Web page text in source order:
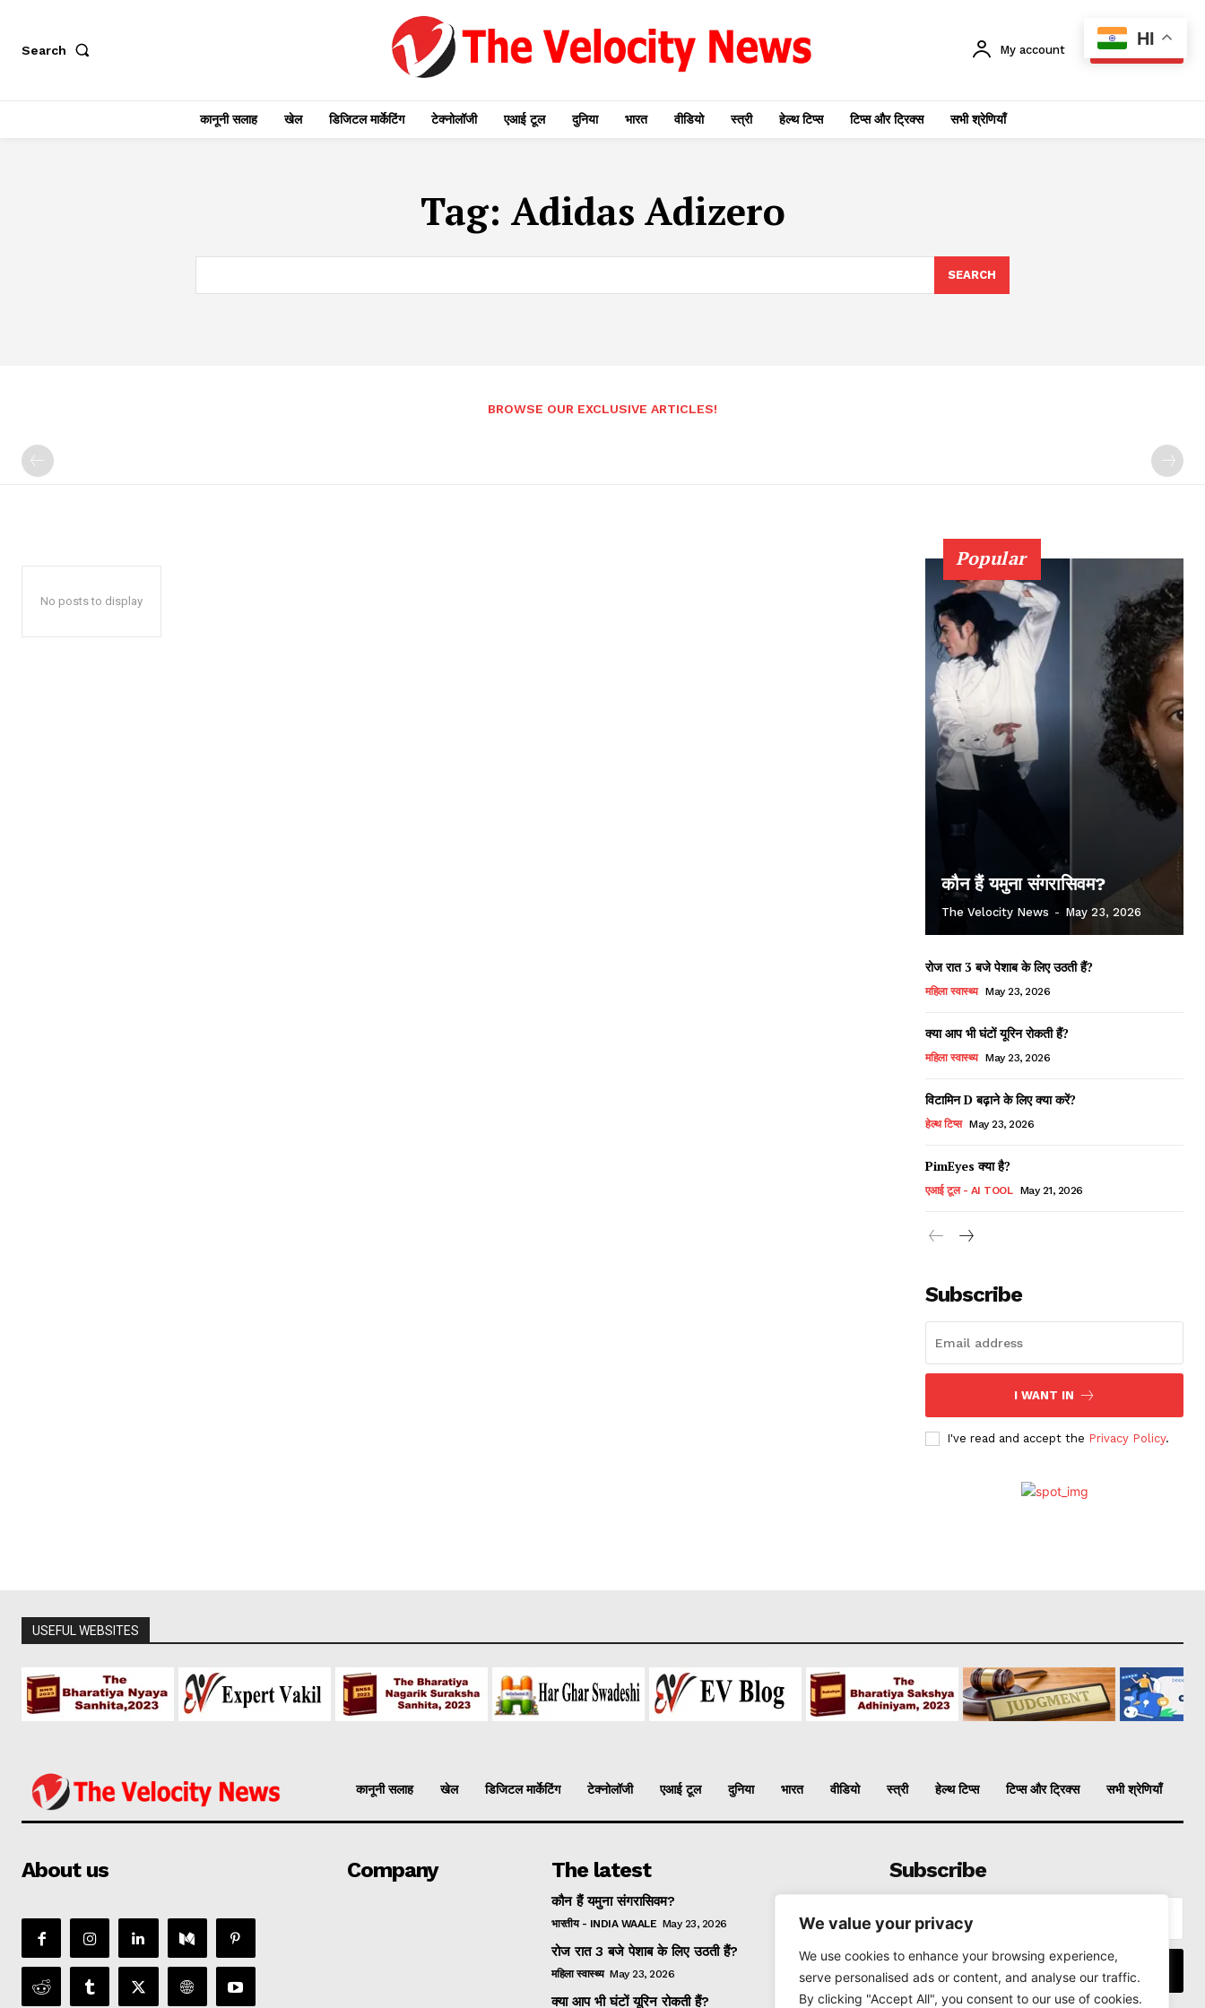
We value your privacy
We use cookies to enhance your browsing experience,
serve personalised ads or content, and analyse our traffic.
By clicking "Accept All", you consent to our use of cookies.
Search My account SUBSCRIBE
कानूनी सलाह खेल डिजिटल मार्केटिंग टेक्नोलॉजी एआई टूल दुनिया भारत वीडियो स्त्री हेल्थ टिप्स टिप्स और ट्रिक्स सभी श्रेणियाँ
Tag: Adidas Adizero
SEARCH
BROWSE OUR EXCLUSIVE ARTICLES!
No posts to display
Popular
कौन हैं यमुना संगरासिवम?
The Velocity News - May 23, 2026
रोज रात 3 बजे पेशाब के लिए उठती हैं?
महिला स्वास्थ्य May 23, 2026
क्या आप भी घंटों यूरिन रोकती हैं?
महिला स्वास्थ्य May 23, 2026
विटामिन D बढ़ाने के लिए क्या करें?
हेल्थ टिप्स May 23, 2026
PimEyes क्या है?
एआई टूल - AI TOOL May 21, 2026
Subscribe
I WANT IN
I've read and accept the Privacy Policy.
USEFUL WEBSITES
कानूनी सलाह खेल डिजिटल मार्केटिंग टेक्नोलॉजी एआई टूल दुनिया भारत वीडियो स्त्री हेल्थ टिप्स टिप्स और ट्रिक्स सभी श्रेणियाँ
About us Company The latest
कौन हैं यमुना संगरासिवम?
भारतीय - INDIA WAALE May 23, 2026
रोज रात 3 बजे पेशाब के लिए उठती हैं?
महिला स्वास्थ्य May 23, 2026
क्या आप भी घंटों यूरिन रोकती हैं?
Subscribe
I WANT IN
HI